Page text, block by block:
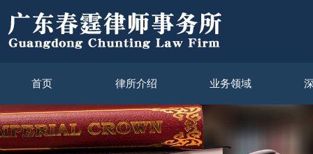
首页 律所介绍 业务领域